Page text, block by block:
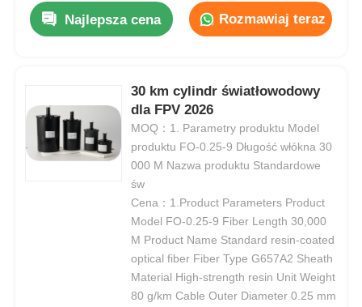
Najlepsza cena Rozmawiaj teraz
30 km cylindr światłowodowy
dla FPV 2026
MOQ：1. Parametry produktu Model
produktu FO-0.25-9 Długość włókna 30
000 M Nazwa produktu Standardowe
św
Cena：1.Product Parameters Product
Model FO-0.25-9 Fiber Length 30,000
M Product Name Standard resin-coated
optical fiber Fiber Type G657A2 Sheath
Material High-strength resin Unit Weight
80 g/km Cable Outer Diameter 0.25 mm